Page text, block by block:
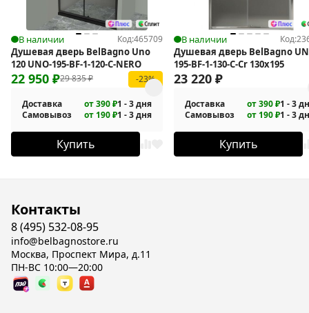
В наличии Код:465709
Душевая дверь BelBagno Uno
120 UNO-195-BF-1-120-C-NERO
29 835₽
22 950 ₽ -23%
Доставка от 390 ₽1 - 3 дня
Самовывоз
от 190 ₽1 - 3 дня
Купить
В наличии Код:
Душевая дверь BelBagno
195-BF-1-130-C-Cr 130х195
23 220 ₽
Доставка от 390 ₽1 - 3
Самовывоз
от 190 ₽1 - 3
Купить
Контакты
8 (495) 532-08-95
info@belbagnostore.ru
Москва, Проспект Мира, д.11
ПН-ВС 10:00—20:00